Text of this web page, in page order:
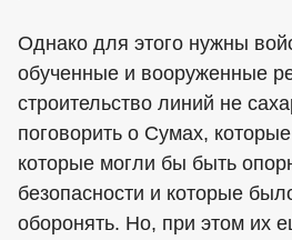
Однако для этого нужны
обученные и вооруженные
строительство линий не
поговорить о Сумах,
которые могли бы быть
безопасности и которые
оборонять. Но, при этом их